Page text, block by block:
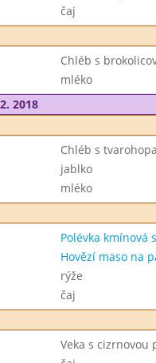
čaj
Chléb s
mléko
2018
Chléb s
jablko
mléko
Polévka kmínová
Hovězí maso na
rýže
čaj
Veka s cizrnovou